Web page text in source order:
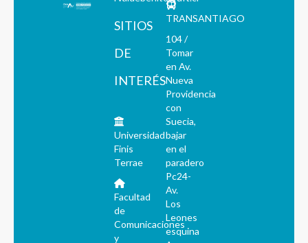
SITIOS
DE
INTERÉS
Universidad
Finis
Terrae
Facultad
de
Comunicaciones
y
TRANSANTIAGO
104 /
Tomar
en Av.
Nueva
Providencia
con
Suecia,
bajar
en el
paradero
Pc24-
Av.
Los
Leones
esquina